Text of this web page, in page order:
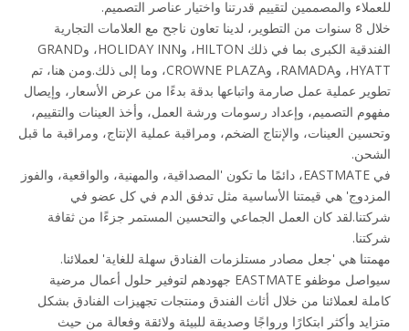
للعملاء والمصممين لتقييم قدرتنا واختيار عناصر التصميم.
خلال 8 سنوات من التطوير، لدينا تعاون ناجح مع العلامات التجارية
الفندقية الكبرى بما في ذلك HILTON، وHOLIDAY INN، وGRAND
HYATT، وRAMADA، وCROWNE PLAZA، وما إلى ذلك.ومن هنا، تم
تطوير عملية عمل صارمة واتباعها بدقة بدءًا من عرض الأسعار، وإيصال
مفهوم التصميم، وإعداد رسومات ورشة العمل، وأخذ العينات والتقييم،
وتحسين العينات، والإنتاج الضخم، ومراقبة عملية الإنتاج، ومراقبة ما قبل
الشحن.
في EASTMATE، دائمًا ما تكون 'المصداقية، والمهنية، والواقعية، والفوز
المزدوج' هي قيمتنا الأساسية مثل تدفق الدم في كل عضو في
شركتنا.لقد كان العمل الجماعي والتحسين المستمر جزءًا من ثقافة
شركتنا.
مهمتنا هي 'جعل مصادر مستلزمات الفنادق سهلة للغاية' لعملائنا.
سيواصل موظفو EASTMATE جهودهم لتوفير حلول أعمال مرضية
كاملة لعملائنا من خلال أثاث الفندق ومنتجات تجهيزات الفنادق بشكل
متزايد وأكثر ابتكارًا ورواجًا وصديقة للبيئة ولائقة وفعالة من حيث